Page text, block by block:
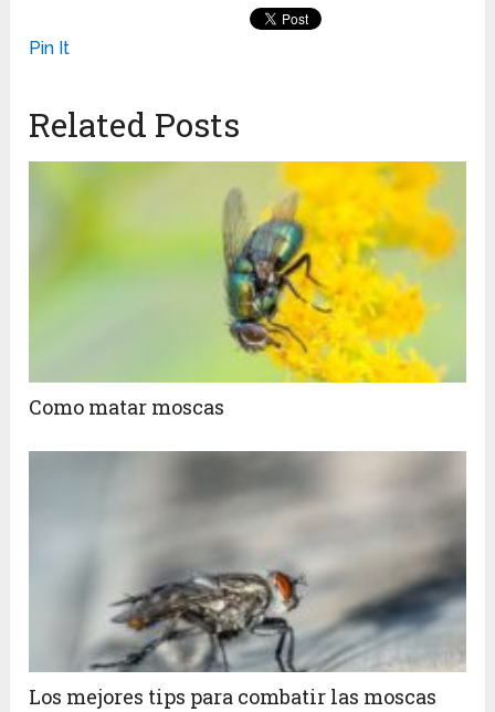
Pin It
Related Posts
Como matar moscas
Los mejores tips para combatir las moscas